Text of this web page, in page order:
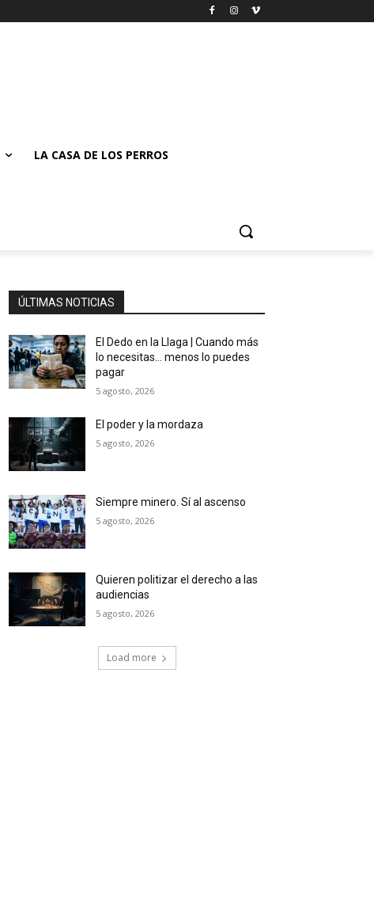
LA CASA DE LOS PERROS
ÚLTIMAS NOTICIAS
El Dedo en la Llaga | Cuando más
lo necesitas… menos lo puedes
pagar
5 agosto, 2026
El poder y la mordaza
5 agosto, 2026
Siempre minero. Sí al ascenso
5 agosto, 2026
Quieren politizar el derecho a las
audiencias
5 agosto, 2026
Load more